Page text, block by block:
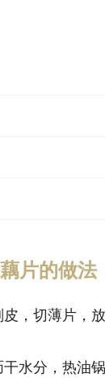
片的做法
皮，切薄片，
干水分，热油